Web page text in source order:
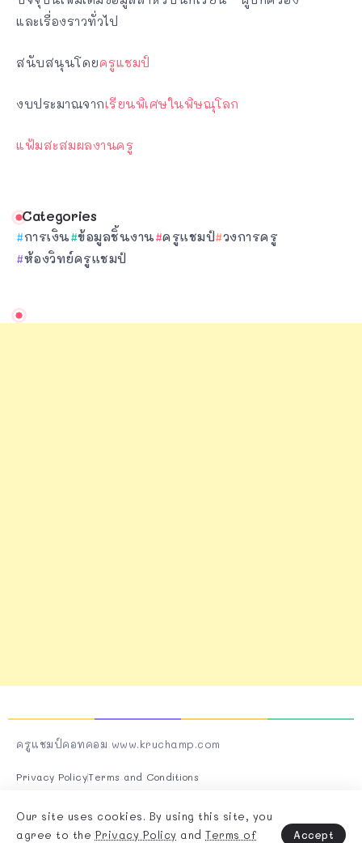
และเรื่องราวทั่วไป
สนับสนุนโดยครูแชมป์
งบประมาณจากเรียนพิเศษในพิษณุโลก
แฟ้มสะสมผลงานครู
Categories
การเงิน ข้อมูลชิ้นงาน ครูแชมป์ วงการครู
ห้องวิทย์ครูแชมป์
ครูแชมป์คอทคอม www.kruchamp.com
Privacy PolicyTerms and Conditions
Our site uses cookies. By using this site, you
agree to the Privacy Policy and Terms of Accept